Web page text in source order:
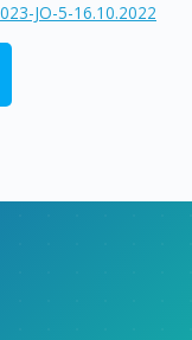
JO-5-16.10.2022